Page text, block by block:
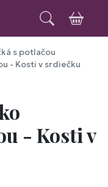
s potlačou
- Kosti v srdiečku
- Kosti v